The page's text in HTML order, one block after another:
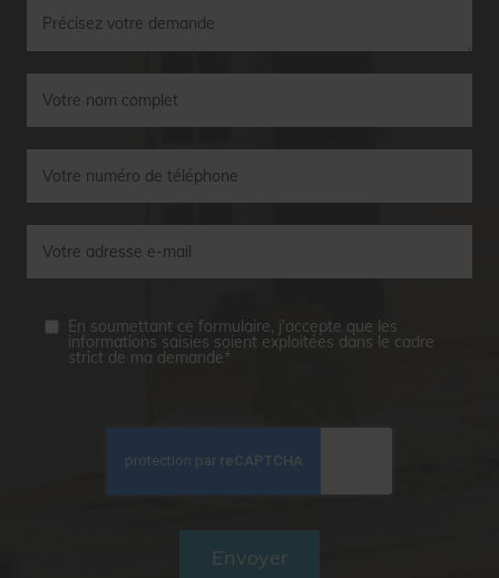
En soumettant ce formulaire, j'accepte que les
informations saisies soient exploitées dans le cadre
strict de ma demande*